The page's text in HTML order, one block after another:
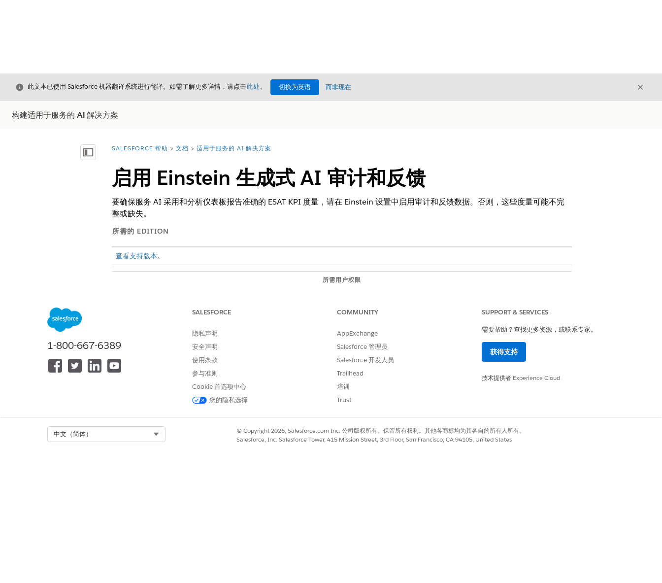
关闭
此文本已使用 Salesforce 机器翻译系统进行翻译。如需了解更多详情，请点击此处。 切换为英语 而非现在 关闭
构建适用于服务的 AI 解决方案
显示目录 您在此处：
SALESFORCE 帮助 文档 适用于服务的 AI 解决方案
启用 Einstein 生成式 AI 审计和反馈
要确保服务 AI 采用和分析仪表板报告准确的 ESAT KPI 度量，请在 Einstein 设置中启用审计和反馈数据。否则，这些度量可能不完
整或缺失。
所需的 EDITION
查看支持版本。
所需用户权限
与
自定义应用程序
从“设置”中，在快速查找框中输入 Einstein 审计、分析和监测设置
在 Einstein 审计、分析和监控设置页面上，打开
请与我们共享您的想法，以便我们进行改进！
1-800-667-6389
SALESFORCE
隐私声明
安全声明
使用条款
参与准则
Cookie 首选项中心
您的隐私选择
COMMUNITY
AppExchange
Salesforce 管理员
Salesforce 开发人员
Trailhead
培训
Trust
SUPPORT & SERVICES
需要帮助？查找更多资源，或联系专家。
获得支持
技术提供者 Experience Cloud
中文（简体）
© Copyright 2026, Salesforce.com Inc. 公司版权所有。保留所有权利。其他各商标均为其各自的所有人所有。
Salesforce, Inc. Salesforce Tower, 415 Mission Street, 3rd Floor, San Francisco, CA 94105, United States